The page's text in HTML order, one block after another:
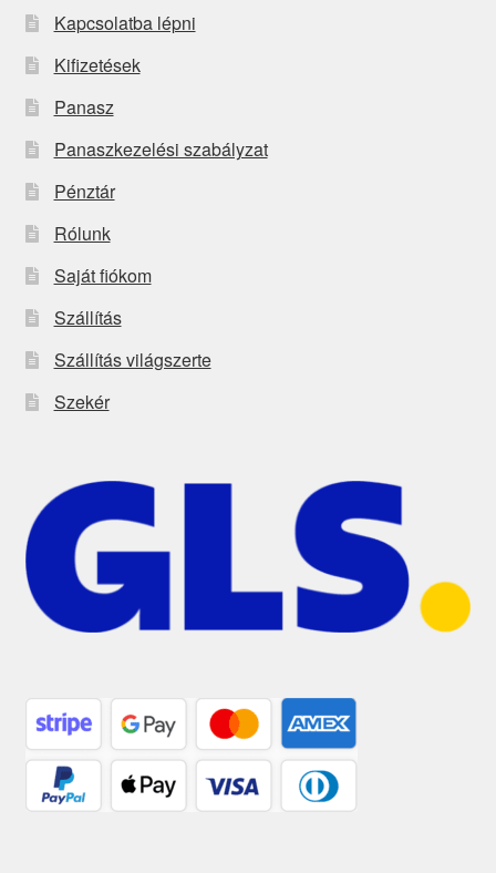
Kapcsolatba lépni
Kifizetések
Panasz
Panaszkezelési szabályzat
Pénztár
Rólunk
Saját fiókom
Szállítás
Szállítás világszerte
Szekér